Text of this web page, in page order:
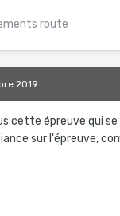
route
2019
cette épreuve qui
sur l'épreuve,